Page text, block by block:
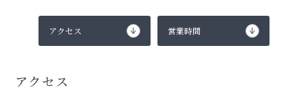
アクセス 営業時間
アクセス